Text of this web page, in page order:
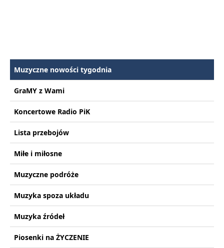
Muzyczne nowości tygodnia
GraMY z Wami
Koncertowe Radio PiK
Lista przebojów
Miłe i miłosne
Muzyczne podróże
Muzyka spoza układu
Muzyka źródeł
Piosenki na ŻYCZENIE